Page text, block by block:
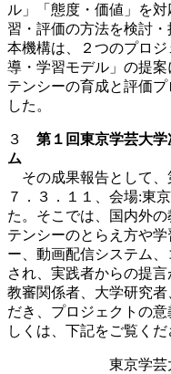
ル」「態度・価値」を
習・評価の方法を検討・
本機構は、２つのプロ
導・学習モデル」の提
テンシーの育成と評価
した。
３ 第１回東京学芸大
ム
その成果報告として、
７．３．１１、会場:東
た。そこでは、国内外
テンシーのとらえ方や
ー、動画配信システム
され、実践者からの提
教審関係者、大学研究
だき、プロジェクトの
しくは、下記をご覧くだ
東京学芸